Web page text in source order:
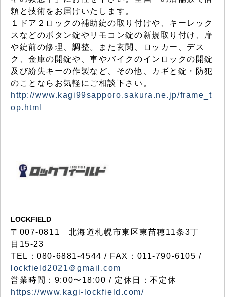
頼と技術をお届けいたします。
１ドア２ロックの補助錠の取り付けや、キーレック
スなどのボタン錠やリモコン錠の新規取り付け、扉
や錠前の修理、調整。また玄関、ロッカー、デス
ク、金庫の開錠や、車やバイクのインロックの開錠
及び紛失キーの作製など、その他、カギと錠・防犯
のことならお気軽にご相談下さい。
http://www.kagi99sapporo.sakura.ne.jp/frame_t
op.html
LOCKFIELD
〒007-0811 北海道札幌市東区東苗穂11条3丁
目15-23
TEL：080-6881-4544 / FAX：011-790-6105 /
lockfield2021＠gmail.com
営業時間：9:00〜18:00 / 定休日：不定休
https://www.kagi-lockfield.com/